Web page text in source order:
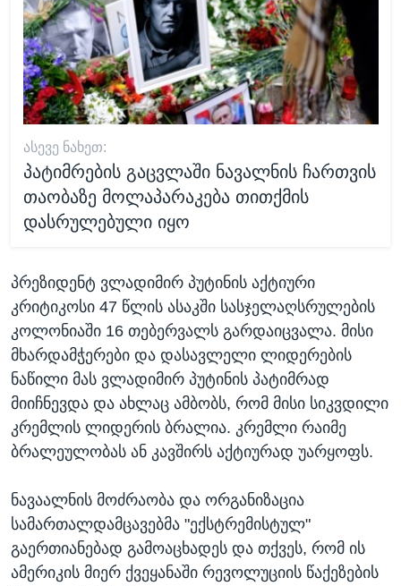
ᲐᲡᲔᲕᲔ ᲜᲐᲮᲔᲗ:
პატიმრების გაცვლაში ნავალნის ჩართვის
თაობაზე მოლაპარაკება თითქმის
დასრულებული იყო
პრეზიდენტ ვლადიმირ პუტინის აქტიური
კრიტიკოსი 47 წლის ასაკში სასჯელაღსრულების
კოლონიაში 16 თებერვალს გარდაიცვალა. მისი
მხარდამჭერები და დასავლელი ლიდერების
ნაწილი მას ვლადიმირ პუტინის პატიმრად
მიიჩნევდა და ახლაც ამბობს, რომ მისი სიკვდილი
კრემლის ლიდერის ბრალია. კრემლი რაიმე
ბრალეულობას ან კავშირს აქტიურად უარყოფს.
ნავაალნის მოძრაობა და ორგანიზაცია
სამართალდამცავებმა "ექსტრემისტულ"
გაერთიანებად გამოაცხადეს და თქვეს, რომ ის
ამერიკის მიერ ქვეყანაში რევოლუციის წაქეზების